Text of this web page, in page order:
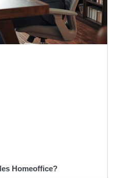
Homeoffice?